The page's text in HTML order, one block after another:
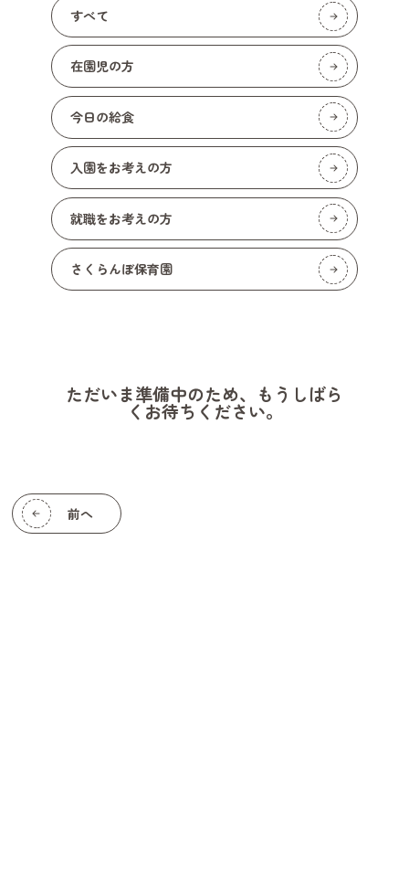
すべて
在園児の方
今日の給食
入園をお考えの方
就職をお考えの方
さくらんぼ保育園
ただいま準備中のため、もうしばら
くお待ちください。
前へ